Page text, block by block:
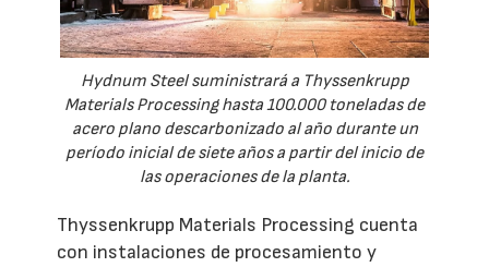
Hydnum Steel suministrará a Thyssenkrupp
Materials Processing hasta 100.000 toneladas de
acero plano descarbonizado al año durante un
período inicial de siete años a partir del inicio de
las operaciones de la planta.
Thyssenkrupp Materials Processing cuenta
con instalaciones de procesamiento y